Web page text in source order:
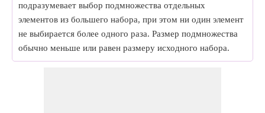
подразумевает выбор подмножества отдельных
элементов из большего набора, при этом ни один элемент
не выбирается более одного раза. Размер подмножества
обычно меньше или равен размеру исходного набора.